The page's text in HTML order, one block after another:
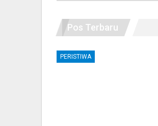
Pos Terbaru
PERISTIWA